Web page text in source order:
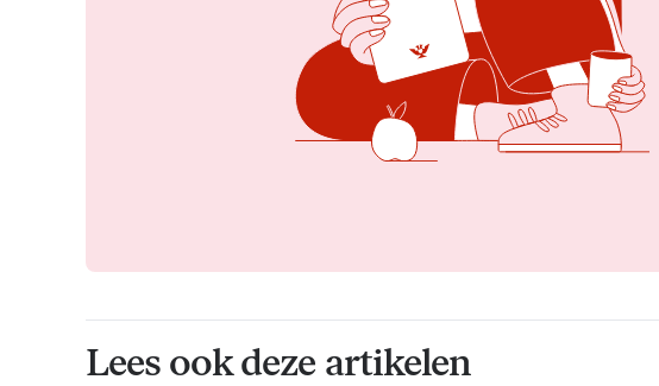
Lees ook deze artikelen